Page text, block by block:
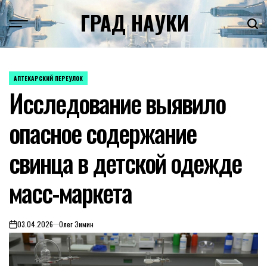
Skip
to
content
ГРАД НАУКИ
POSTED
АПТЕКАРСКИЙ ПЕРЕУЛОК
Исследование выявило
опасное содержание
свинца в детской одежде
масс-маркета
on03.04.2026 Олег Зимин